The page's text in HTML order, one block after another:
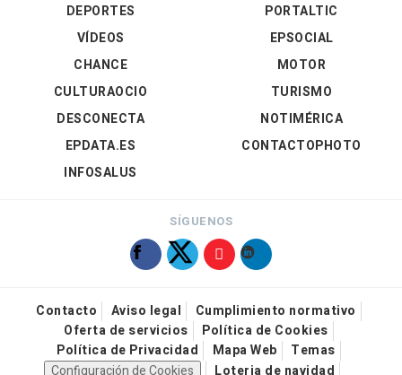
DEPORTES
VÍDEOS
PORTALTIC
EPSOCIAL
CHANCE
CULTURAOCIO
DESCONECTA
EPDATA.ES
INFOSALUS
MOTOR
TURISMO
NOTIMÉRICA
CONTACTOPHOTO
SÍGUENOS
Contacto Aviso legal
Cumplimiento normativo
Oferta de servicios
Política de Cookies
Política de Privacidad
Mapa Web
Temas
Configuración de Cookies
Loteria de navidad